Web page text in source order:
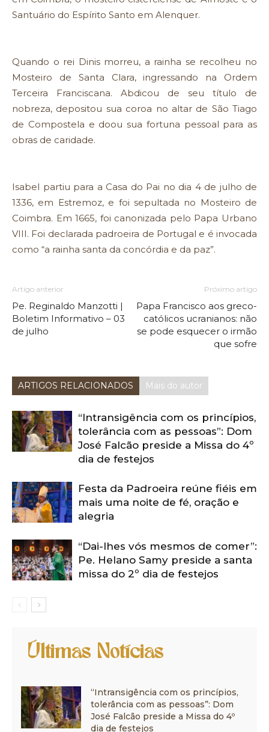
Santuário do Espírito Santo em Alenquer.
Quando o rei Dinis morreu, a rainha se recolheu no
Mosteiro de Santa Clara, ingressando na Ordem
Terceira Franciscana. Abdicou de seu título de
nobreza, depositou sua coroa no altar de São Tiago
de Compostela e doou sua fortuna pessoal para as
obras de caridade.
Isabel partiu para a Casa do Pai no dia 4 de julho de
1336, em Estremoz, e foi sepultada no Mosteiro de
Coimbra. Em 1665, foi canonizada pelo Papa Urbano
VIII. Foi declarada padroeira de Portugal e é invocada
como “a rainha santa da concórdia e da paz”.
Artigo anterior
Pe. Reginaldo Manzotti |
Boletim Informativo – 03
de julho
Próximo artigo
Papa Francisco aos greco-
católicos ucranianos: não
se pode esquecer o irmão
que sofre
ARTIGOS RELACIONADOS Mais do autor
“Intransigência com os princípios,
tolerância com as pessoas”: Dom
José Falcão preside a Missa do 4º
dia de festejos
Festa da Padroeira reúne fiéis em
mais uma noite de fé, oração e
alegria
“Dai-lhes vós mesmos de comer”:
Pe. Helano Samy preside a santa
missa do 2º dia de festejos
Últimas Notícias
“Intransigência com os princípios,
tolerância com as pessoas”: Dom
José Falcão preside a Missa do 4º
dia de festejos